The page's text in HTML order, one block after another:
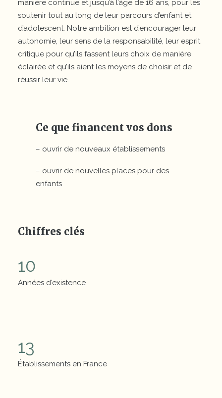
manière continue et jusqu’à l’âge de 16 ans, pour les
soutenir tout au long de leur parcours d’enfant et
d’adolescent. Notre ambition est d’encourager leur
autonomie, leur sens de la responsabilité, leur esprit
critique pour qu’ils fassent leurs choix de manière
éclairée et qu’ils aient les moyens de choisir et de
réussir leur vie.
Ce que financent vos dons
– ouvrir de nouveaux établissements
– ouvrir de nouvelles places pour des
enfants
Chiffres clés
10
Années d'existence
13
Établissements en France